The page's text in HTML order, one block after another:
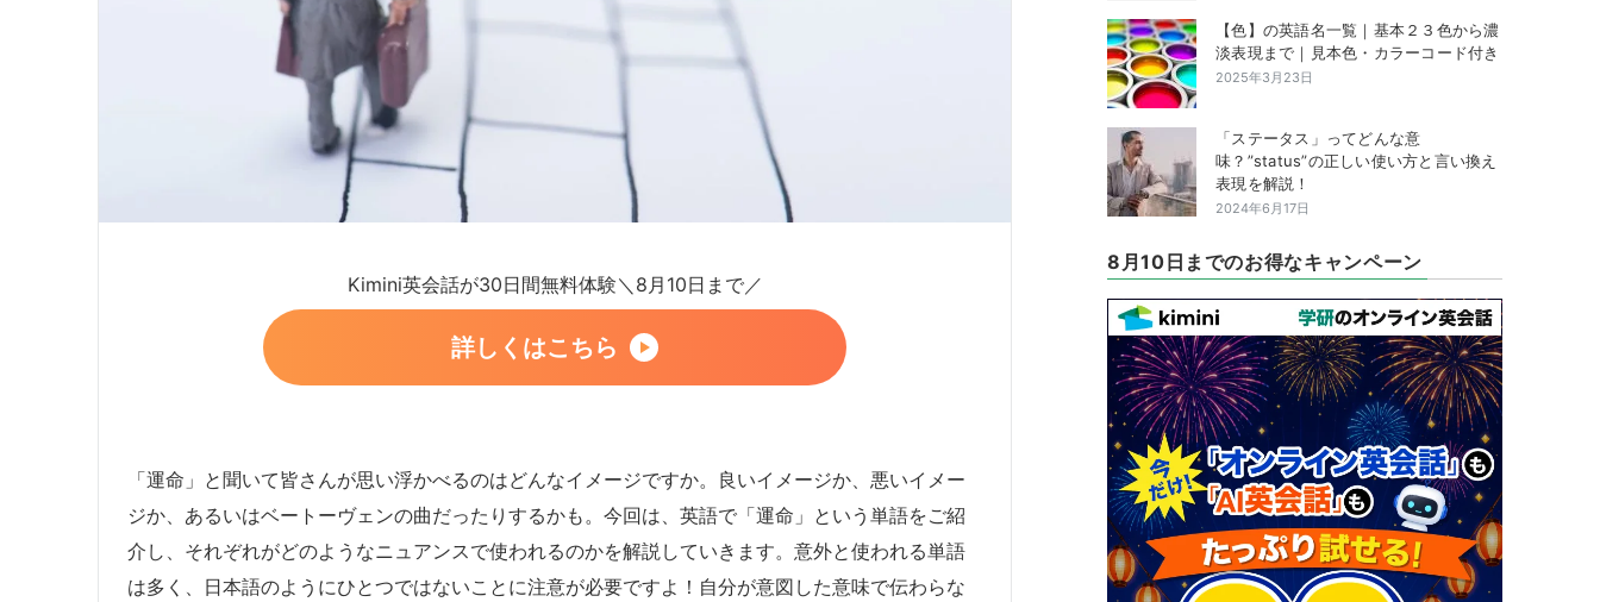
Kimini英会話が30日間無料体験＼8月10日まで／
詳しくはこちら
「運命」と聞いて皆さんが思い浮かべるのはどんなイメージですか。良いイメージか、悪いイメー
ジか、あるいはベートーヴェンの曲だったりするかも。今回は、英語で「運命」という単語をご紹
介し、それぞれがどのようなニュアンスで使われるのかを解説していきます。意外と使われる単語
は多く、日本語のようにひとつではないことに注意が必要ですよ！自分が意図した意味で伝わらな
【色】の英語名一覧｜基本２３色から濃
淡表現まで｜見本色・カラーコード付き
2025年3月23日
「ステータス」ってどんな意
味？”status”の正しい使い方と言い換え
表現を解説！
2024年6月17日
8月10日までのお得なキャンペーン